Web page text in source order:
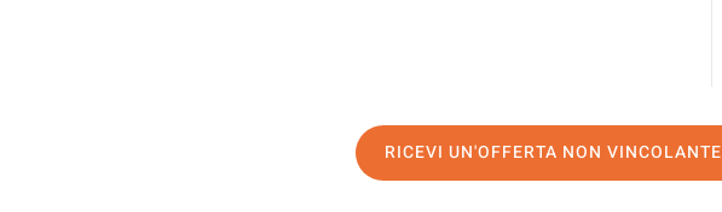
RICEVI UN'OFFERTA NON VINCOLANTE